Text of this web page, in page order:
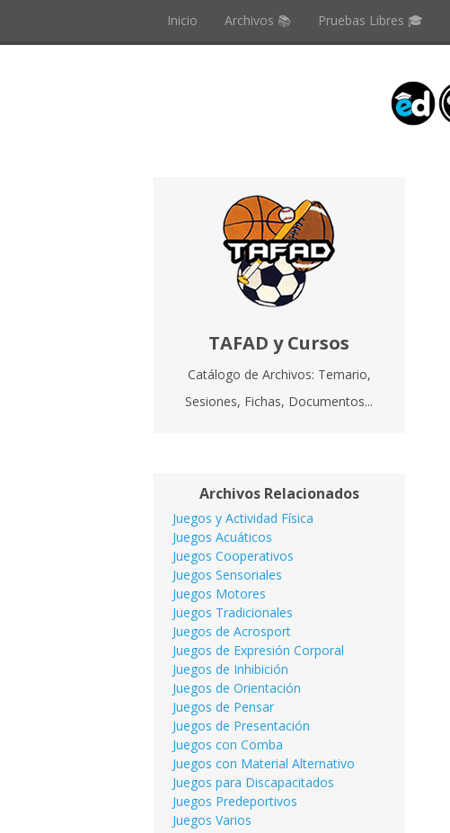
Inicio Archivos 📚 Pruebas Libres 🎓
TAFAD y Cursos
Catálogo de Archivos: Temario,
Sesiones, Fichas, Documentos...
Archivos Relacionados
Juegos y Actividad Física
Juegos Acuáticos
Juegos Cooperativos
Juegos Sensoriales
Juegos Motores
Juegos Tradicionales
Juegos de Acrosport
Juegos de Expresión Corporal
Juegos de Inhibición
Juegos de Orientación
Juegos de Pensar
Juegos de Presentación
Juegos con Comba
Juegos con Material Alternativo
Juegos para Discapacitados
Juegos Predeportivos
Juegos Varios